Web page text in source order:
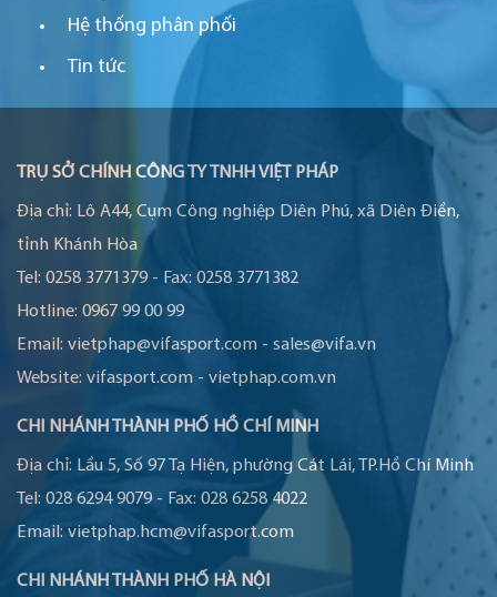
Hệ thống phân phối
Tin tức
TRỤ SỞ CHÍNH CÔNG TY TNHH VIỆT PHÁP
Địa chỉ: Lô A44, Cụm Công nghiệp Diên Phú, xã Diên Điền,
tỉnh Khánh Hòa
Tel: 0258 3771379 - Fax: 0258 3771382
Hotline: 0967 99 00 99
Email: vietphap@vifasport.com - sales@vifa.vn
Website: vifasport.com - vietphap.com.vn
CHI NHÁNH THÀNH PHỐ HỒ CHÍ MINH
Địa chỉ: Lầu 5, Số 97 Tạ Hiện, phường Cát Lái, TP.Hồ Chí Minh
Tel: 028 6294 9079- Fax: 028 6258 4022
Email: vietphap.hcm@vifasport.com
CHI NHÁNH THÀNH PHỐ HÀ NỘI